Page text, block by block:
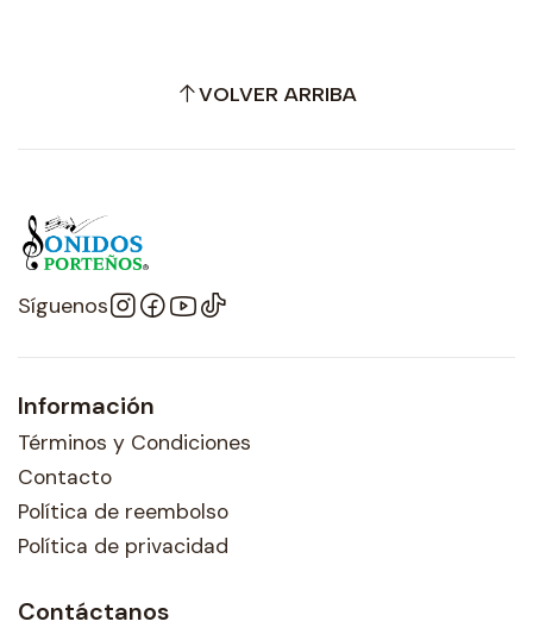
VOLVER ARRIBA
Síguenos
Información
Términos y Condiciones
Contacto
Política de reembolso
Política de privacidad
Contáctanos